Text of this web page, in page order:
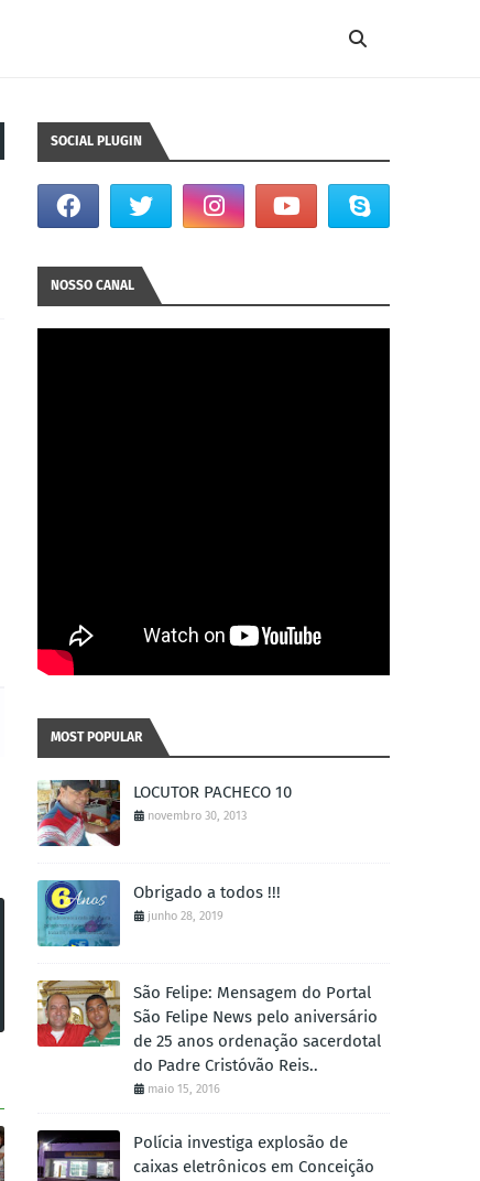
SOCIAL PLUGIN
NOSSO CANAL
MOST POPULAR
LOCUTOR PACHECO 10
novembro 30, 2013
Obrigado a todos !!!
junho 28, 2019
São Felipe: Mensagem do Portal
São Felipe News pelo aniversário
de 25 anos ordenação sacerdotal
do Padre Cristóvão Reis..
maio 15, 2016
Polícia investiga explosão de
caixas eletrônicos em Conceição